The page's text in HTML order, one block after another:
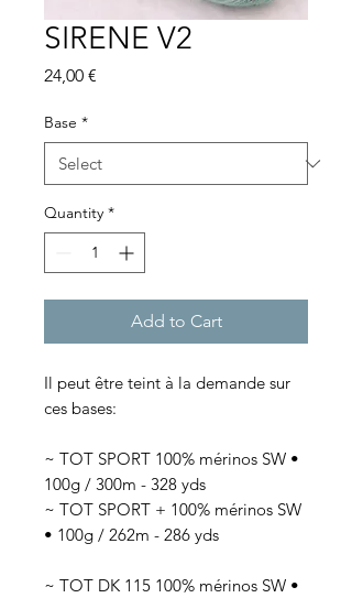
SIRENE V2
24,00 €
Base *
Quantity *
Add to Cart
Il peut être teint à la demande sur
ces bases:
~ TOT SPORT 100% mérinos SW •
100g / 300m - 328 yds
~ TOT SPORT + 100% mérinos SW
• 100g / 262m - 286 yds
~ TOT DK 115 100% mérinos SW •